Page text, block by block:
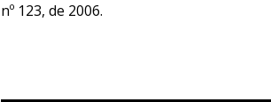
nº 123, de 2006.